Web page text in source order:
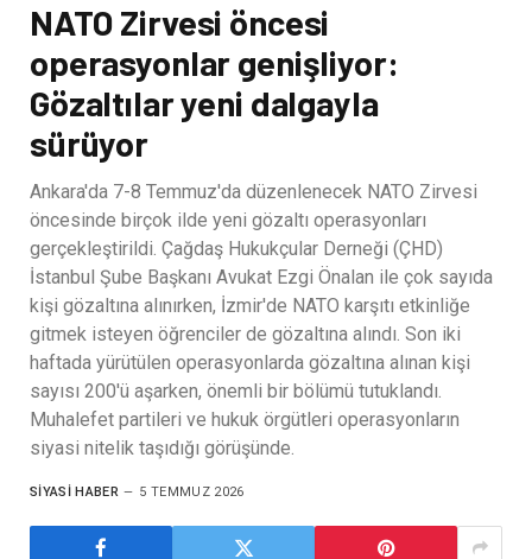
NATO Zirvesi öncesi
operasyonlar genişliyor:
Gözaltılar yeni dalgayla
sürüyor
Ankara'da 7-8 Temmuz'da düzenlenecek NATO Zirvesi
öncesinde birçok ilde yeni gözaltı operasyonları
gerçekleştirildi. Çağdaş Hukukçular Derneği (ÇHD)
İstanbul Şube Başkanı Avukat Ezgi Önalan ile çok sayıda
kişi gözaltına alınırken, İzmir'de NATO karşıtı etkinliğe
gitmek isteyen öğrenciler de gözaltına alındı. Son iki
haftada yürütülen operasyonlarda gözaltına alınan kişi
sayısı 200'ü aşarken, önemli bir bölümü tutuklandı.
Muhalefet partileri ve hukuk örgütleri operasyonların
siyasi nitelik taşıdığı görüşünde.
SIYASI HABER 5 TEMMUZ 2026